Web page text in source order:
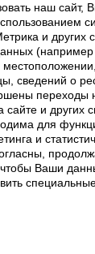
наш cайт,
и других
сведений о
переходы
сайте и других
для
и
Ваши